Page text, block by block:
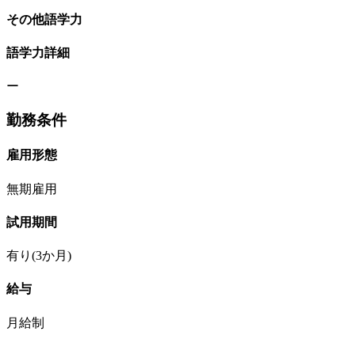
その他語学力
語学力詳細
ー
勤務条件
雇用形態
無期雇用
試用期間
有り(3か月)
給与
月給制